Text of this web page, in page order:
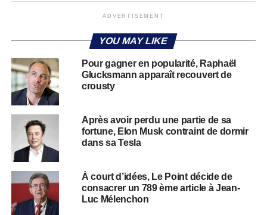
ADVERTISEMENT
YOU MAY LIKE
Pour gagner en popularité, Raphaël
Glucksmann apparaît recouvert de
crousty
Après avoir perdu une partie de sa
fortune, Elon Musk contraint de dormir
dans sa Tesla
À court d’idées, Le Point décide de
consacrer un 789 ème article à Jean-
Luc Mélenchon